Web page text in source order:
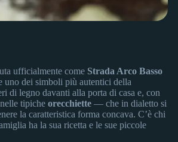
ufficialmente come Strada Arco Basso
uno dei simboli più autentici della
di legno davanti alla porta di casa e, con
tipiche orecchiette — che in dialetto si
la caratteristica forma concava. C’è chi
ha la sua ricetta e le sue piccole